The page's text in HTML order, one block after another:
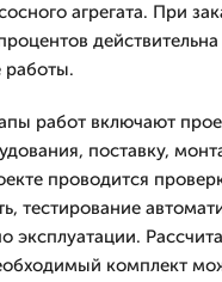
агрегата. При
работ включают
поставку,
проводится
тестирование
эксплуатации.
комплект